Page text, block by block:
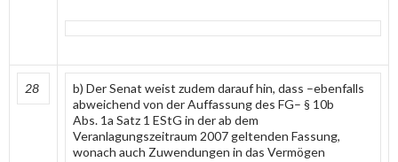
28
b) Der Senat weist zudem darauf hin, dass –ebenfalls
abweichend von der Auffassung des FG– § 10b
Abs. 1a Satz 1 EStG in der ab dem
Veranlagungszeitraum 2007 geltenden Fassung,
wonach auch Zuwendungen in das Vermögen